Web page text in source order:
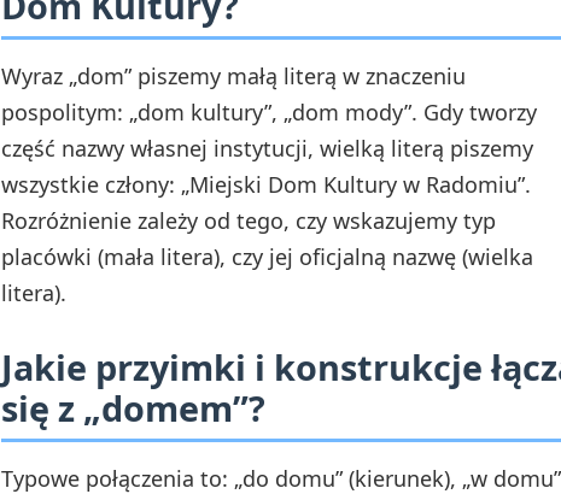
Wyraz „dom” piszemy małą literą w znaczeniu
pospolitym: „dom kultury”, „dom mody”. Gdy tworzy
część nazwy własnej instytucji, wielką literą piszemy
wszystkie człony: „Miejski Dom Kultury w Radomiu”.
Rozróżnienie zależy od tego, czy wskazujemy typ
placówki (mała litera), czy jej oficjalną nazwę (wielka
litera).
Jakie przyimki i konstrukcje
się z „domem”?
Typowe połączenia to: „do domu” (kierunek), „w domu”